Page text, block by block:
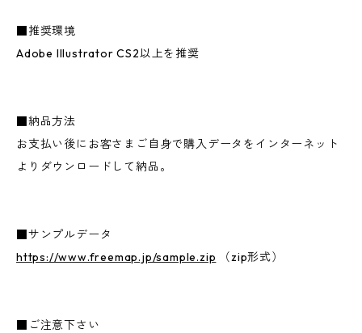
■推奨環境
Adobe Illustrator CS2以上を推奨
■納品方法
お支払い後にお客さまご自身で購入データをインターネット
よりダウンロードして納品。
■サンプルデータ
https://www.freemap.jp/sample.zip （zip形式）
■ご注意下さい